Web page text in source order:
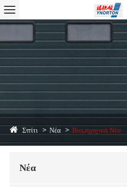
Σπίτι Νέα Βιομηχανικά Νέα
Νέα